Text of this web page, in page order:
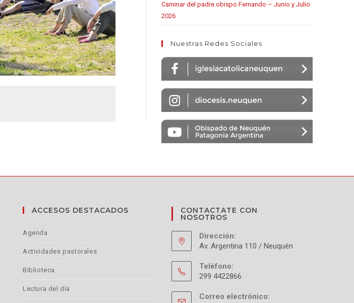
Caminar del padre obispo Fernando – Junio y Julio
2026
Nuestras Redes Sociales
ACCESOS DESTACADOS
Agenda
Actividades pastorales
Biblioteca
Lectura del día
CONTACTATE CON
NOSOTROS
Dirección:
Av. Argentina 110 / Neuquén
Teléfono:
299 4422866
Correo electrónico: